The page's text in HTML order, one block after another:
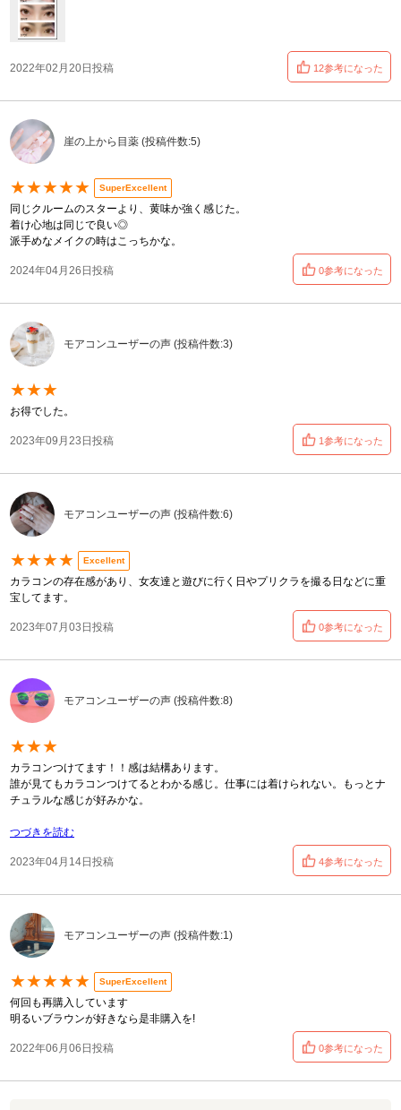
2022年02月20日投稿 12参考になった
崖の上から目薬 (投稿件数:5)
★★★★★ SuperExcellent
同じクルームのスターより、黄味か強く感じた。
着け心地は同じで良い◎
派手めなメイクの時はこっちかな。
2024年04月26日投稿 0参考になった
モアコンユーザーの声 (投稿件数:3)
★★★
お得でした。
2023年09月23日投稿 1参考になった
モアコンユーザーの声 (投稿件数:6)
★★★★ Excellent
カラコンの存在感があり、女友達と遊びに行く日やプリクラを撮る日などに重
宝してます。
2023年07月03日投稿 0参考になった
モアコンユーザーの声 (投稿件数:8)
★★★
カラコンつけてます！！感は結構あります。
誰が見てもカラコンつけてるとわかる感じ。仕事には着けられない。もっとナ
チュラルな感じが好みかな。
つづきを読む
2023年04月14日投稿 4参考になった
モアコンユーザーの声 (投稿件数:1)
★★★★★ SuperExcellent
何回も再購入しています
明るいブラウンが好きなら是非購入を!
2022年06月06日投稿 0参考になった